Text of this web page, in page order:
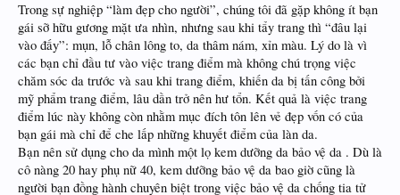
Trong sự nghiệp “làm đẹp cho người”, chúng tôi đã gặp không ít bạn
gái sỡ hữu gương mặt ưa nhìn, nhưng sau khi tẩy trang thì “đâu lại
vào đấy”: mụn, lỗ chân lông to, da thâm nám, xỉn màu. Lý do là vì
các bạn chỉ đầu tư vào việc trang điểm mà không chú trọng việc
chăm sóc da trước và sau khi trang điểm, khiến da bị tấn công bởi
mỹ phẩm trang điểm, lâu dần trở nên hư tổn. Kết quả là việc trang
điểm lúc này không còn nhằm mục đích tôn lên vẻ đẹp vốn có của
bạn gái mà chỉ để che lấp những khuyết điểm của làn da.
Bạn nên sử dụng cho da mình một lọ kem dưỡng da bảo vệ da . Dù là
cô nàng 20 hay phụ nữ 40, kem dưỡng bảo vệ da bao giờ cũng là
người bạn đồng hành chuyên biệt trong việc bảo vệ da chống tia tử